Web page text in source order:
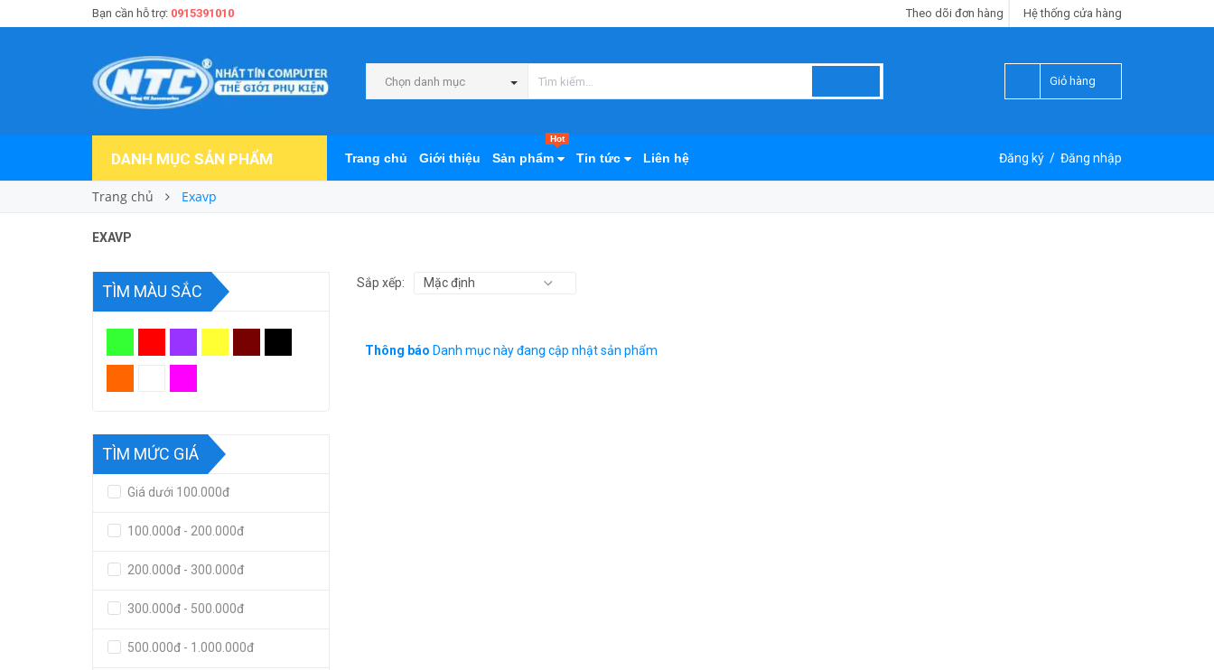
Bạn cần hỗ trợ: 0915391010 Hệ thống cửa hàng
Theo dõi đơn hàng
Chọn danh mục Giỏ hàng
DANH MỤC SẢN PHẨM Trang chủ Giới thiệu Sản phẩm
Hot
Tin tức Liên hệ Đăng ký / Đăng nhập
Trang chủ Exavp
EXAVP
Sắp xếp:
Thông báo Danh mục này đang cập nhật sản phẩm
TÌM MÀU SẮC
TÌM MỨC GIÁ
Giá dưới 100.000đ
100.000đ - 200.000đ
200.000đ - 300.000đ
300.000đ - 500.000đ
500.000đ - 1.000.000đ